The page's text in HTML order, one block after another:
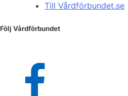
Till Vårdförbundet.se
Följ Vårdförbundet